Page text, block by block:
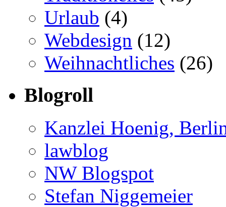
Urlaub (4)
Webdesign (12)
Weihnachtliches (26)
Blogroll
Kanzlei Hoenig,
lawblog
NW Blogspot
Stefan Niggemeier